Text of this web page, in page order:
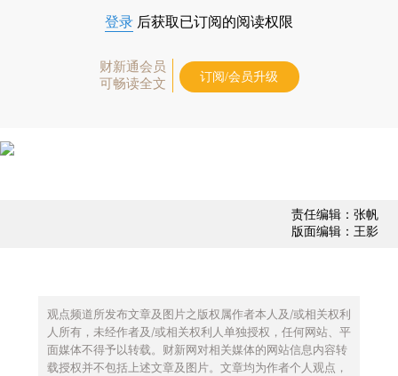
登录 后获取已订阅的阅读权限
财新通会员
可畅读全文
订阅/会员升级
责任编辑：张帆
版面编辑：王影
观点频道所发布文章及图片之版权属作者本人及/或相关权利
人所有，未经作者及/或相关权利人单独授权，任何网站、平
面媒体不得予以转载。财新网对相关媒体的网站信息内容转
载授权并不包括上述文章及图片。文章均为作者个人观点，